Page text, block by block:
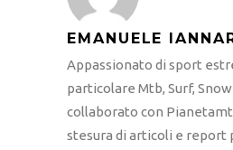
EMANUELE
Appassionato di sport
particolare Mtb, Surf,
collaborato con
stesura di articoli e report